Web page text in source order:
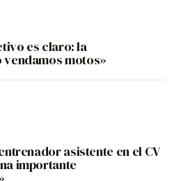
es claro: la
vendamos motos»
asistente en el CV
importante